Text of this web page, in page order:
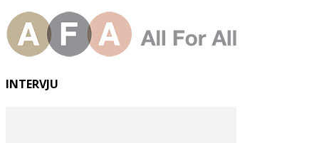
INTERVJU